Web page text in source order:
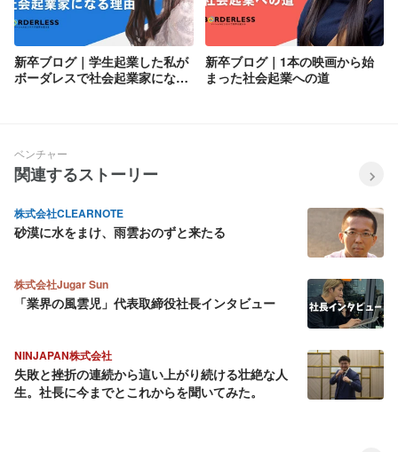
新卒ブログ｜学生起業した私が
ボーダレスで社会起業家になる
新卒ブログ｜1本の映画から始
まった社会起業への道
ベンチャー
関連するストーリー
株式会社CLEARNOTE
砂漠に水をまけ、雨雲おのずと来たる
株式会社Jugar Sun
「業界の風雲児」代表取締役社長インタビュー
NINJAPAN株式会社
失敗と挫折の連続から這い上がり続ける壮絶な人
生。社長に今までとこれからを聞いてみた。